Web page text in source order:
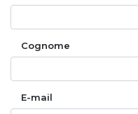
Cognome
E-mail